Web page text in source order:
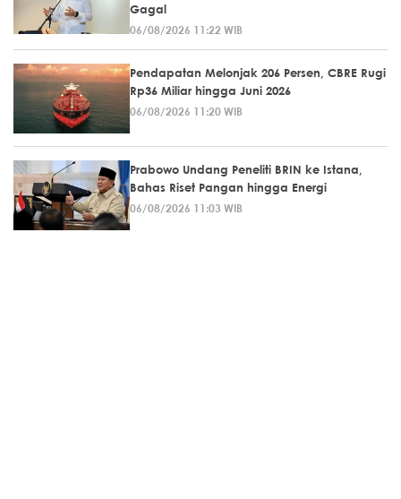
Gagal
06/08/2026 11:22 WIB
Pendapatan Melonjak 206 Persen, CBRE Rugi
Rp36 Miliar hingga Juni 2026
06/08/2026 11:20 WIB
Prabowo Undang Peneliti BRIN ke Istana,
Bahas Riset Pangan hingga Energi
06/08/2026 11:03 WIB